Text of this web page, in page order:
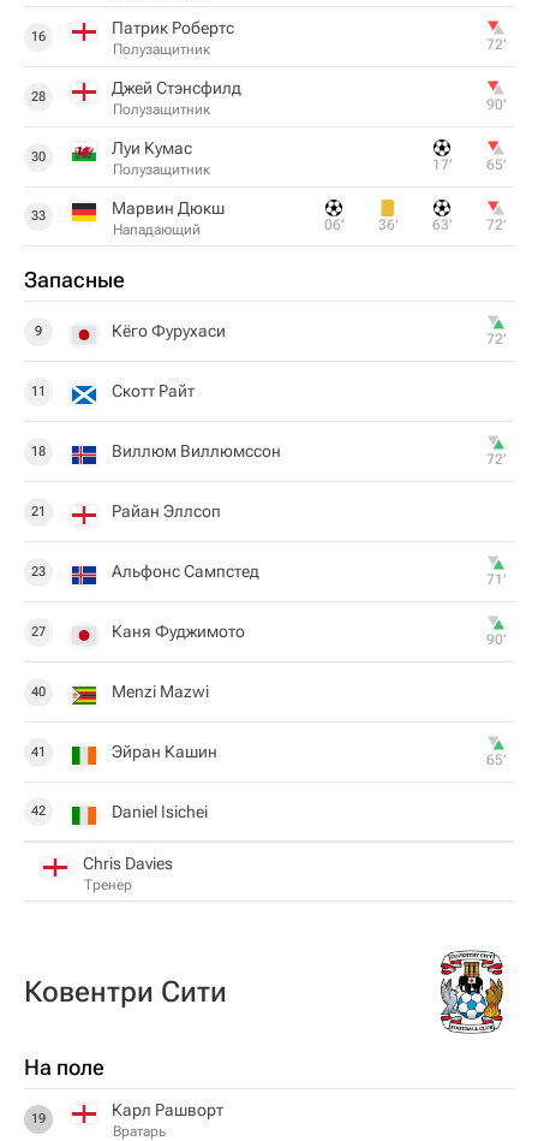
16 Патрик Робертс
Полузащитник 72‎’‎
28 Джей Стэнсфилд
Полузащитник 90‎’‎
30 Луи Кумас
Полузащитник 17‎’‎ 65‎’‎
33 Марвин Дюкш
Нападающий 06‎’‎ 36‎’‎ 63‎’‎ 72‎’‎
Запасные
9 Кёго Фурухаси 72‎’‎
11 Скотт Райт
18 Виллюм Виллюмссон 72‎’‎
21 Райан Эллсоп
23 Альфонс Сампстед 71‎’‎
27 Каня Фуджимото 90‎’‎
40 Menzi Mazwi
41 Эйран Кашин 65‎’‎
42 Daniel Isichei
Chris Davies
Тренер
Ковентри Сити
На поле
19 Карл Рашворт
Вратарь